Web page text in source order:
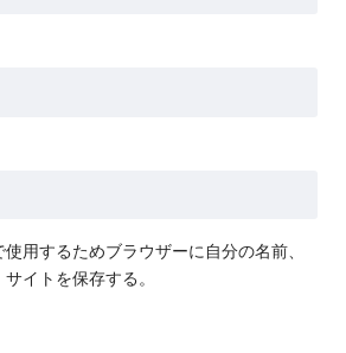
用するためブラウザーに自分の名前、
イトを保存する。